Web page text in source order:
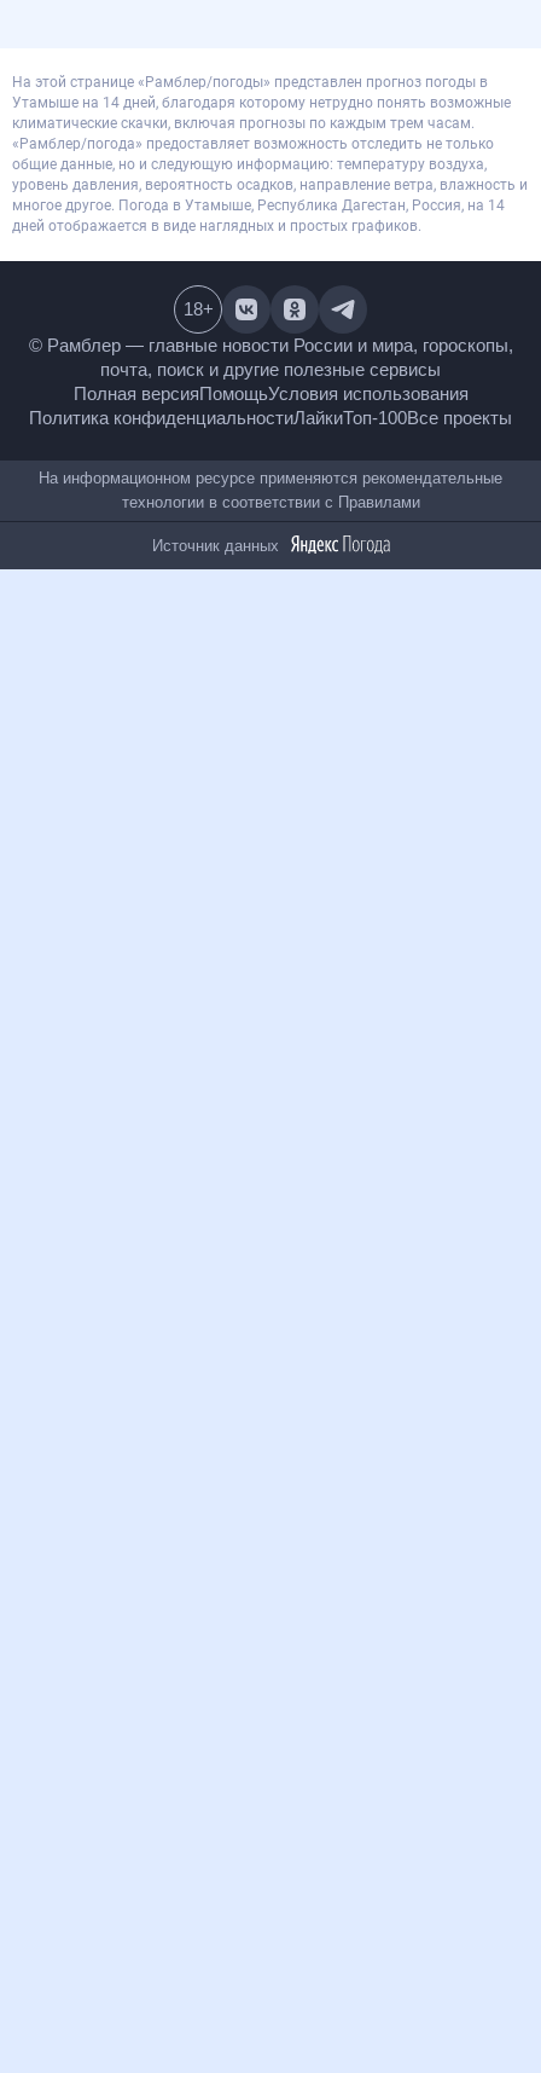
На этой странице «Рамблер/погоды» представлен прогноз погоды в
Утамыше на 14 дней, благодаря которому нетрудно понять возможные
климатические скачки, включая прогнозы по каждым трем часам.
«Рамблер/погода» предоставляет возможность отследить не только
общие данные, но и следующую информацию: температуру воздуха,
уровень давления, вероятность осадков, направление ветра, влажность и
многое другое. Погода в Утамыше, Республика Дагестан, Россия, на 14
дней отображается в виде наглядных и простых графиков.
© Рамблер — главные новости России и мира,
гороскопы, почта, поиск и другие полезные сервисы
Полная версияПомощьУсловия использования
Политика конфиденциальностиЛайкиТоп-100
18+
На информационном ресурсе применяются
рекомендательные технологии в соответствии сПравилами
Источник данных